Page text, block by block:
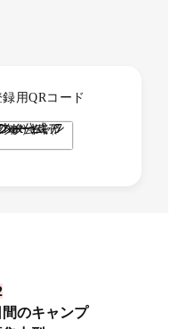
用QRコード
のキャンプ